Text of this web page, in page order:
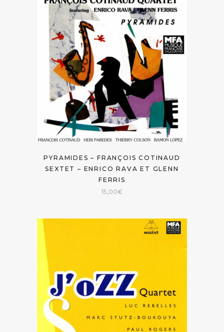
PYRAMIDES – FRANÇOIS COTINAUD
SEXTET – ENRICO RAVA ET GLENN
FERRIS
15,00€